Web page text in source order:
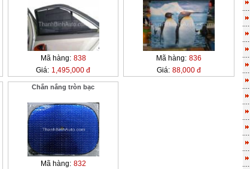
Mã hàng: 838
Giá: 1,495,000 đ
Mã hàng: 836
Giá: 88,000 đ
Chắn nắng tròn bạc
Mã hàng: 832